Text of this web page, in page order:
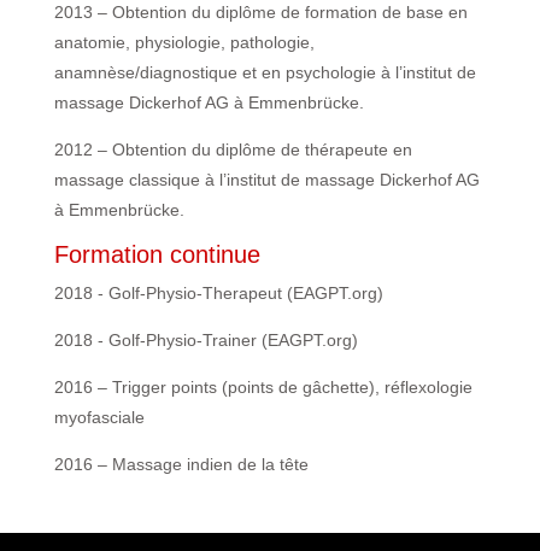
2013 – Obtention du diplôme de formation de base en
anatomie, physiologie, pathologie,
anamnèse/diagnostique et en psychologie à l’institut de
massage Dickerhof AG à Emmenbrücke.
2012 – Obtention du diplôme de thérapeute en
massage classique à l’institut de massage Dickerhof AG
à Emmenbrücke.
Formation continue
2018 - Golf-Physio-Therapeut (EAGPT.org)
2018 - Golf-Physio-Trainer (EAGPT.org)
2016 – Trigger points (points de gâchette), réflexologie
myofasciale
2016 – Massage indien de la tête